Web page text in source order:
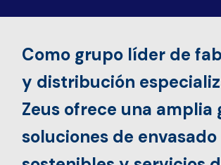
Como grupo líder de
y distribución
Zeus ofrece una amplia
soluciones de envasado